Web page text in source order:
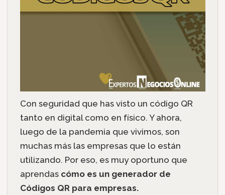
Con seguridad que has visto un código QR
tanto en digital como en físico. Y ahora,
luego de la pandemia que vivimos, son
muchas más las empresas que lo están
utilizando. Por eso, es muy oportuno que
aprendascómo es un generador de
Códigos QR para empresas.